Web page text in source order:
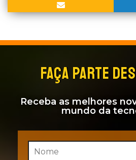
FAÇA PARTE
Receba as melhores
mundo da